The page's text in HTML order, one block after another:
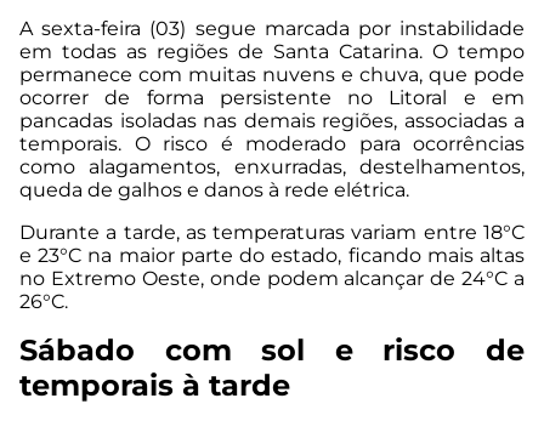
A sexta-feira (03) segue marcada por instabilidade
em todas as regiões de Santa Catarina. O tempo
permanece com muitas nuvens e chuva, que pode
ocorrer de forma persistente no Litoral e em
pancadas isoladas nas demais regiões, associadas a
temporais. O risco é moderado para ocorrências
como alagamentos, enxurradas, destelhamentos,
queda de galhos e danos à rede elétrica.
Durante a tarde, as temperaturas variam entre 18°C
e 23°C na maior parte do estado, ficando mais altas
no Extremo Oeste, onde podem alcançar de 24°C a
26°C.
Sábado com sol e risco de
temporais à tarde